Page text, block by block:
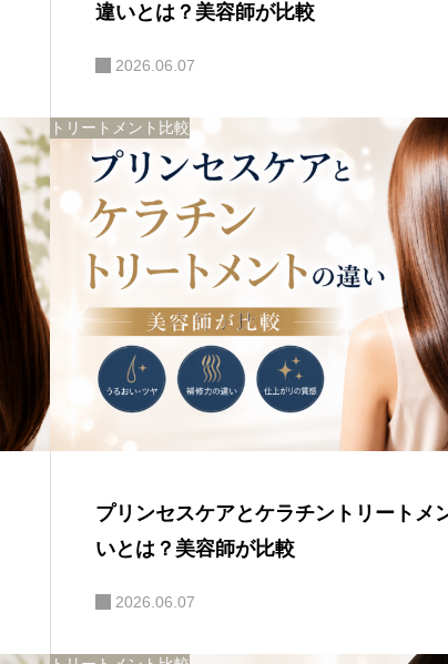
違いとは？美容師が比較
2026.06.07
トリートメント比較
プリンセスケアとケラチントリートメ
いとは？美容師が比較
2026.06.07